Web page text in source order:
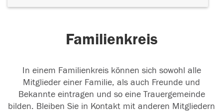
Familienkreis
In einem Familienkreis können sich sowohl alle
Mitglieder einer Familie, als auch Freunde und
Bekannte eintragen und so eine Trauergemeinde
bilden. Bleiben Sie in Kontakt mit anderen Mitgliedern